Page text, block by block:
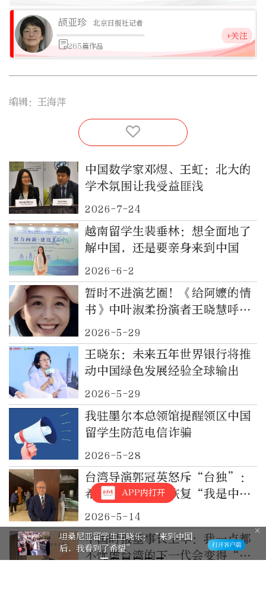
颉亚珍 北京日报社记者
265篇作品
+关注
编辑：王海萍
中国数学家邓煜、王虹：北大的
学术氛围让我受益匪浅
2026-7-24
越南留学生裴垂林：想全面地了
解中国，还是要亲身来到中国
2026-6-2
暂时不进演艺圈！《给阿嬷的情
书》中叶淑柔扮演者王晓慧呼吁
粉丝“心疼我一下”
2026-5-29
王晓东：未来五年世界银行将推
动中国绿色发展经验全球输出
2026-5-29
我驻墨尔本总领馆提醒领区中国
留学生防范电信诈骗
2026-5-28
台湾导演郭冠英怒斥“台独”：
希望台湾年轻人恢复“我是中国
人”的理智认知
2026-5-14
中国时报董事长王丰：我一点都
不忧虑台湾的下一代会变得“没
APP内打开
坦桑尼亚留学生王晓乐：“来到中国
后，我看到了希望”